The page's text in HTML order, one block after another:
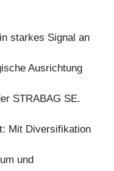
starkes Signal an
Ausrichtung
STRABAG SE.
Mit Diversifikation
und